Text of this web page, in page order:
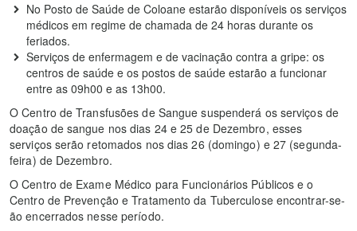
No Posto de Saúde de Coloane estarão disponíveis os serviços
médicos em regime de chamada de 24 horas durante os
feriados.
Serviços de enfermagem e de vacinação contra a gripe: os
centros de saúde e os postos de saúde estarão a funcionar
entre as 09h00 e as 13h00.
O Centro de Transfusões de Sangue suspenderá os serviços de
doação de sangue nos dias 24 e 25 de Dezembro, esses
serviços serão retomados nos dias 26 (domingo) e 27 (segunda-
feira) de Dezembro.
O Centro de Exame Médico para Funcionários Públicos e o
Centro de Prevenção e Tratamento da Tuberculose encontrar-se-
ão encerrados nesse período.